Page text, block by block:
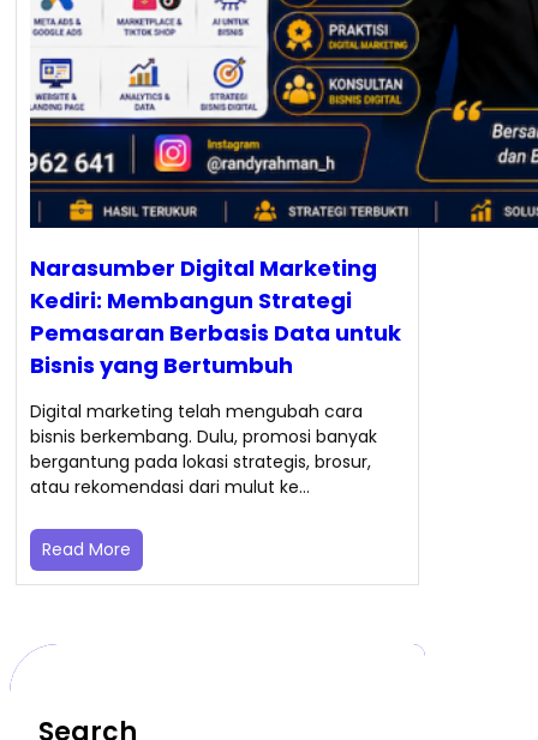
Narasumber Digital Marketing
Kediri: Membangun Strategi
Pemasaran Berbasis Data untuk
Bisnis yang Bertumbuh
Digital marketing telah mengubah cara
bisnis berkembang. Dulu, promosi banyak
bergantung pada lokasi strategis, brosur,
atau rekomendasi dari mulut ke…
Read More
Search